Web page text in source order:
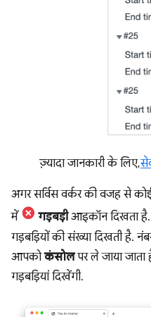
ज़्यादा जानकारी के लिए,
अगर सर्विस वर्कर की वजह से कोई
में
गड़बड़ीआइकॉन दिखता है.
गड़बड़ियों की संख्या दिखती है.
आपकोकंसोलपर ले जाया
गड़बड़ियां दिखेंगी.